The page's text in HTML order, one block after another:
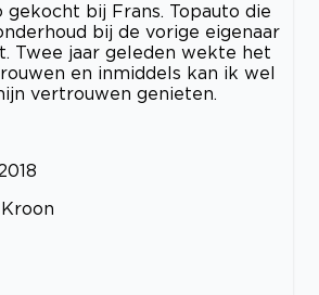
gekocht bij Frans. Topauto die
bij de vorige eigenaar
Twee jaar geleden wekte het
en inmiddels kan ik wel
vertrouwen genieten.